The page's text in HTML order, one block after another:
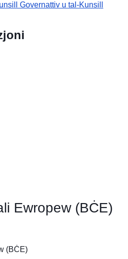
Governattiv u tal-Kunsill
Ewropew (BĊE)
(BĊE)